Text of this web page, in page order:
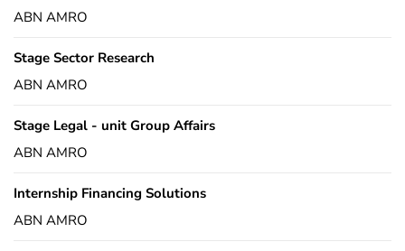
ABN AMRO
Stage Sector Research
ABN AMRO
Stage Legal - unit Group Affairs
ABN AMRO
Internship Financing Solutions
ABN AMRO